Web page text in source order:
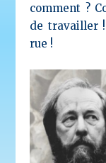
comment ?
de travailler
rue !